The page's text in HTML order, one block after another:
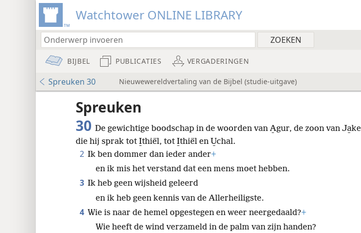
Watchtower ONLINE LIBRARY
BIJBEL PUBLICATIES VERGADERINGEN
Spreuken 30 Nieuwewereldvertaling van de Bijbel (studie-uitgave)
Spreuken
30 De gewichtige boodschap in de woorden van A̱gur, de zoon van Ja̱ke,
die hij sprak tot I̱thiël, tot I̱thiël en U̱chal.
Ik ben dommer dan ieder ander+
en ik mis het verstand dat een mens moet hebben.
Ik heb geen wijsheid geleerd
en ik heb geen kennis van de Allerheiligste.
Wie is naar de hemel opgestegen en weer neergedaald?+